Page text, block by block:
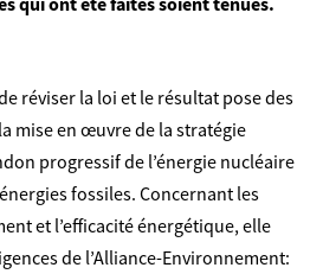
réviser la loi et le résultat pose des
mise en œuvre de la stratégie
progressif de l’énergie nucléaire
fossiles. Concernant les
et l’efficacité énergétique, elle
de l’Alliance-Environnement: